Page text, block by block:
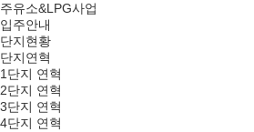
주유소&LPG사업
입주안내
단지현황
단지연혁
1단지 연혁
2단지 연혁
3단지 연혁
4단지 연혁